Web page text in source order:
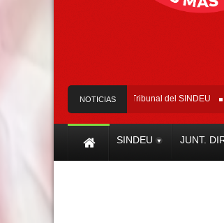
NOTICIAS
Comunicado Oficial Tribunal del SINDEU
SINDEU JUNT.